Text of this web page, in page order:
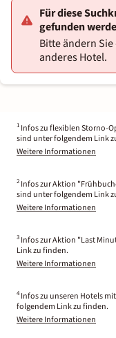
Für diese
gefunden
Bitte ändern
anderes Hotel.
1 Infos zu flexiblen Storno-
sind unter folgendem Link
Weitere Informationen
2 Infos zur Aktion
sind unter folgendem Link
Weitere Informationen
3 Infos zur Aktion "Last
Link zu finden.
Weitere Informationen
4 Infos zu unseren Hotels
folgendem Link zu finden.
Weitere Informationen